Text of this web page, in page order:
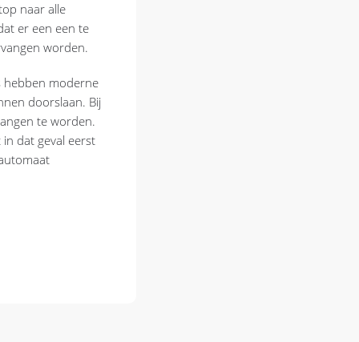
naar alle
er een een te
worden.
hebben moderne
doorslaan. Bij
te worden.
dat geval eerst